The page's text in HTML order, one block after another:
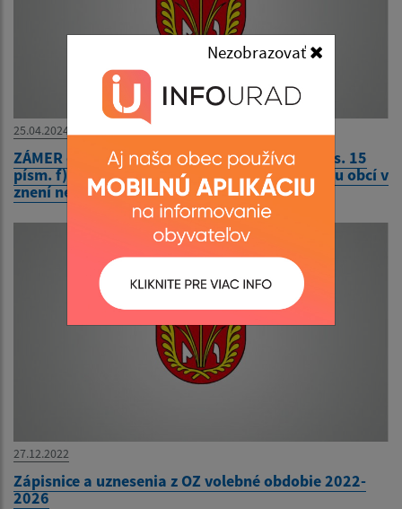
25.04.2024
ZÁMER odpredať časť pozemku podľa § 9a ods. 15
písm. f) zákona SNR č. 138/1991 Zb. o majetku obcí v
znení neskorších predpisov
27.12.2022
Zápisnice a uznesenia z OZ volebné obdobie 2022-
2026
Nezobrazovať